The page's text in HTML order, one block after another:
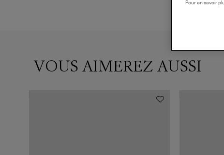
VOUS AIMEREZ AUSSI
Pour en savoir